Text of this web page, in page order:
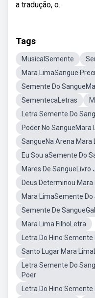
a tradução, o.
Tags
MusicalSemente
Mara LimaSangue
Semente Do
SementecaLetras
Letra Semente Do
Poder No SangueMara
SangueNa Arena Mara
Eu Sou aSemente Do
Mares De SangueLivro
Deus Determinou Mara
Mara LimaSemente
Semente De
Mara Lima FilhoLetra
Letra Do Hino
Santo Lugar Mara
Letra Semente Do
Poer
Letra Do Hino